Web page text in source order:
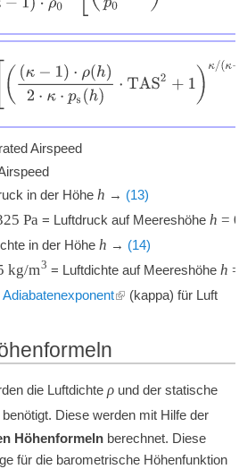
h) [( (κ− ρ (h 2⋅κ⋅ps /( κ−1)−
Airspeed
in der Höhe h → (13)
Pa = Luftdruck auf Meereshöhe h =
in der Höhe h → (14)
kg/m3 = Luftdichte auf Meereshöheh
Adiabatenexponent (kappa) für Luft
die Luftdichteρ und der statische
benötigt. Diese werden mit Hilfe der
Höhenformeln berechnet. Diese
für die barometrische Höhenfunktion